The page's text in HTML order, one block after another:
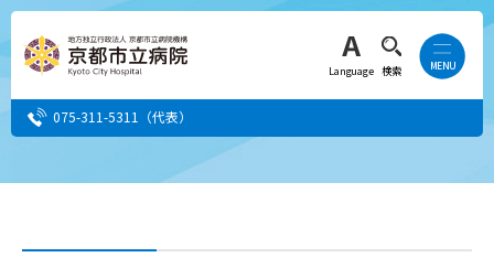
Language 検索
075-311-5311 （代表）